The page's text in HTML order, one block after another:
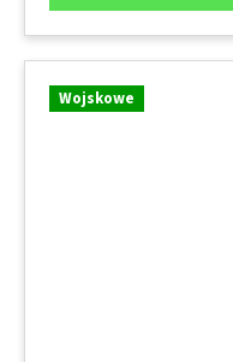
Wojskowe